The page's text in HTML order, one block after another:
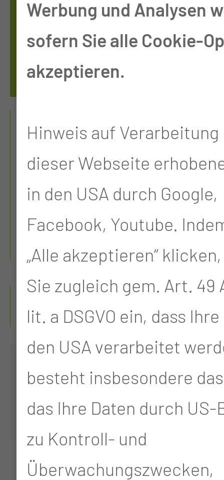
Tel.:+49 355 46 2502
Anmeldung
Sprechstunde
SPRECHSTUNDE
KIEFERORTHOPÄD
ISCHE CHIRURGIE
DYSGNATHIE-
THERAPIE
WANN FINDET DIE
SPRECHSTUNDE STATT?
Werbung und Analysen
sofern Sie alle Cookie-
akzeptieren.
Hinweis auf
dieser Webseite
in den USA durch Google,
Facebook, Youtube.
„Alle akzeptieren“
Sie zugleich gem. Art. 49
lit. a DSGVO ein, dass
den USA verarbeitet
besteht insbesondere
das Ihre Daten durch US-
zu Kontroll- und
Überwachungszwecken,